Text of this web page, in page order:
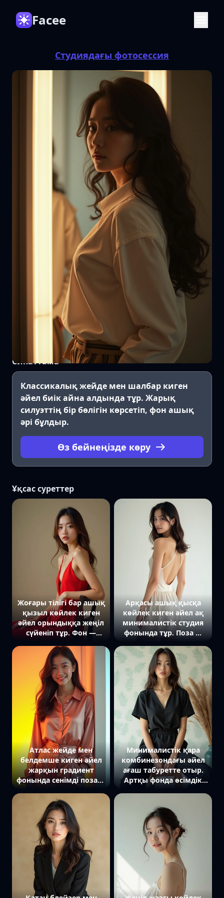
Facee
Студиядағы фотосессия
Сипаттама
Классикалық жейде мен шалбар киген
әйел биік айна алдында тұр. Жарық
силуэттің бір бөлігін көрсетіп, фон ашық
әрі бұлдыр.
Өз бейнеңізде көру
Ұқсас суреттер
Жоғары тілігі бар ашық
қызыл көйлек киген
әйел орындыққа жеңіл
сүйеніп тұр. Фон —
реңде.
Арқасы ашық қысқа
көйлек киген әйел ақ
минималистік студия
фонында тұр. Поза —
кадр жеңіл және сәнді
көрінеді.
Атлас жейде мен
белдемше киген әйел
жарқын градиент
фонында сенімді позада
бағытталған, көңіл күй
ашық.
Минималистік қара
комбинезондағы әйел
ағаш табуретте отыр.
Артқы фонда өсімдік